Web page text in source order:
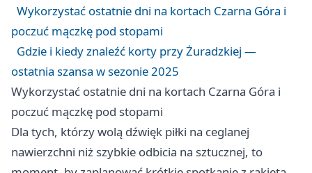
Wykorzystać ostatnie dni na kortach Czarna Góra i
poczuć mączkę pod stopami
Gdzie i kiedy znaleźć korty przy Żuradzkiej —
ostatnia szansa w sezonie 2025
Wykorzystać ostatnie dni na kortach Czarna Góra i
poczuć mączkę pod stopami
Dla tych, którzy wolą dźwięk piłki na ceglanej
nawierzchni niż szybkie odbicia na sztucznej, to